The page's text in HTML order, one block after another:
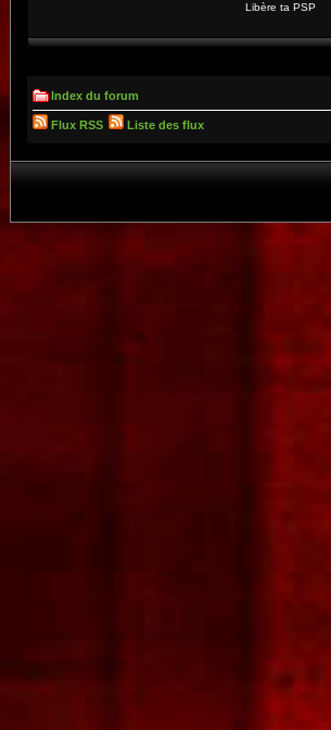
Libère ta PSP
Index du forum
Flux RSS Liste des flux